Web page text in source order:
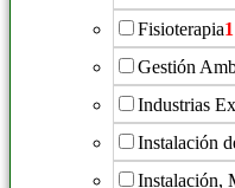
Fisioterapia1
Gestión
Industrias
Instalación
Instalación,